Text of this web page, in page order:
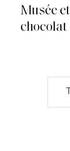
Musée
chocolat